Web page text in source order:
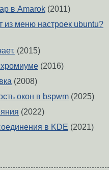
в Amarok (2011)
из меню настроек ubuntu?
(2015)
хромиуме (2016)
(2008)
окон в bspwm (2025)
(2022)
в KDE (2021)